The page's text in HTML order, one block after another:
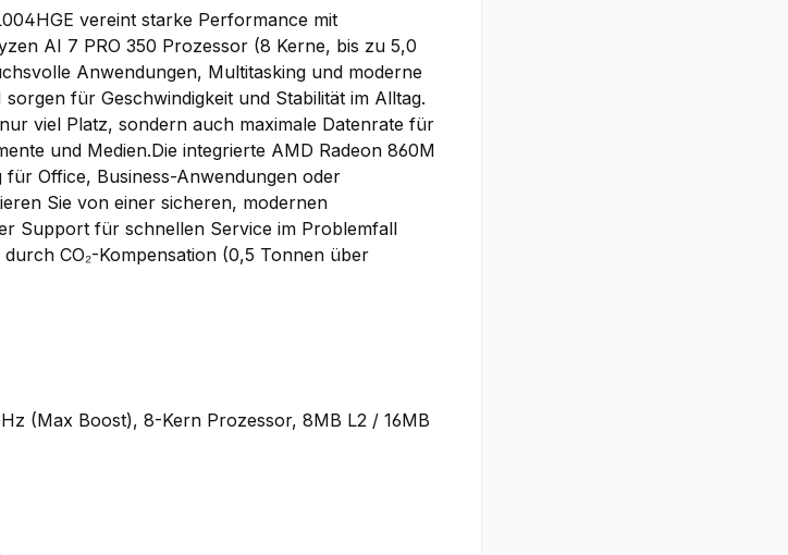
vereint starke Performance mit
AI 7 PRO 350 Prozessor (8 Kerne, bis zu 5,0
Anwendungen, Multitasking und moderne
sorgen für Geschwindigkeit und Stabilität im Alltag.
viel Platz, sondern auch maximale Datenrate für
und Medien.Dieintegrierte AMD Radeon 860M
Office, Business-Anwendungen oder
Sie von einer sicheren, modernen
Support für schnellen Service im Problemfall
durchCO₂-Kompensation (0,5 Tonnen über
(Max Boost), 8-Kern Prozessor, 8MB L2 / 16MB